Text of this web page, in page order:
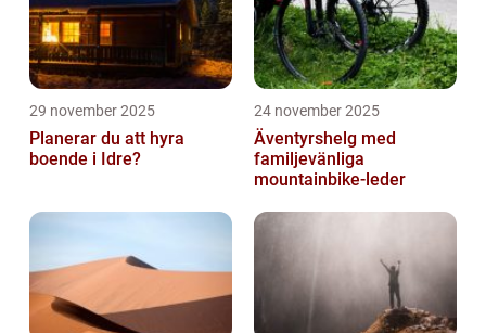
29 november 2025
Planerar du att hyra
boende i Idre?
24 november 2025
Äventyrshelg med
familjevänliga
mountainbike-leder